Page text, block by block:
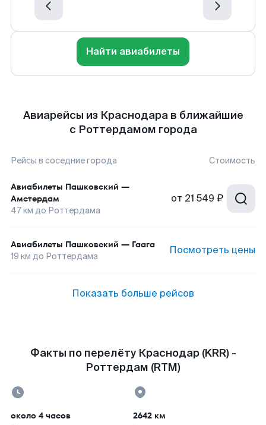
Найти авиабилеты
Авиарейсы из Краснодара в ближайшие
с Роттердамом города
Рейсы в соседние города Стоимость
Авиабилеты Пашковский —
Амстердам
47км до Роттердама
от 21 549 ₽
Авиабилеты Пашковский — Гаага
19 км до Роттердама Посмотреть цены
Показать больше рейсов
Факты по перелёту Краснодар (KRR) -
Роттердам (RTM)
около 4 часов 2642 км